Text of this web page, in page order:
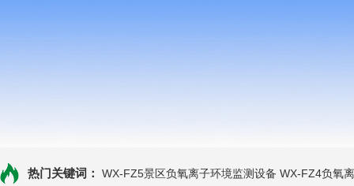
热门关键词： WX-FZ5景区负氧离子环境监测设备 WX-FZ4负氧